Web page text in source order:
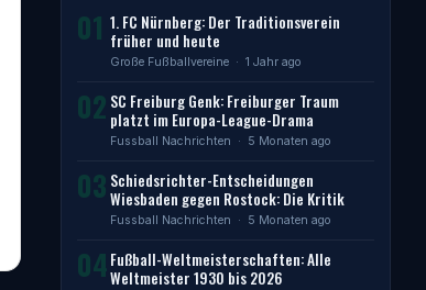
01 1. FC Nürnberg: Der Traditionsverein
früher und heute
Große Fußballvereine · 1 Jahr ago
02 SC Freiburg Genk: Freiburger Traum
platzt im Europa-League-Drama
Fussball Nachrichten · 5 Monaten ago
03 Schiedsrichter-Entscheidungen
Wiesbaden gegen Rostock: Die Kritik
Fussball Nachrichten · 5 Monaten ago
04 Fußball-Weltmeisterschaften: Alle
Weltmeister 1930 bis 2026